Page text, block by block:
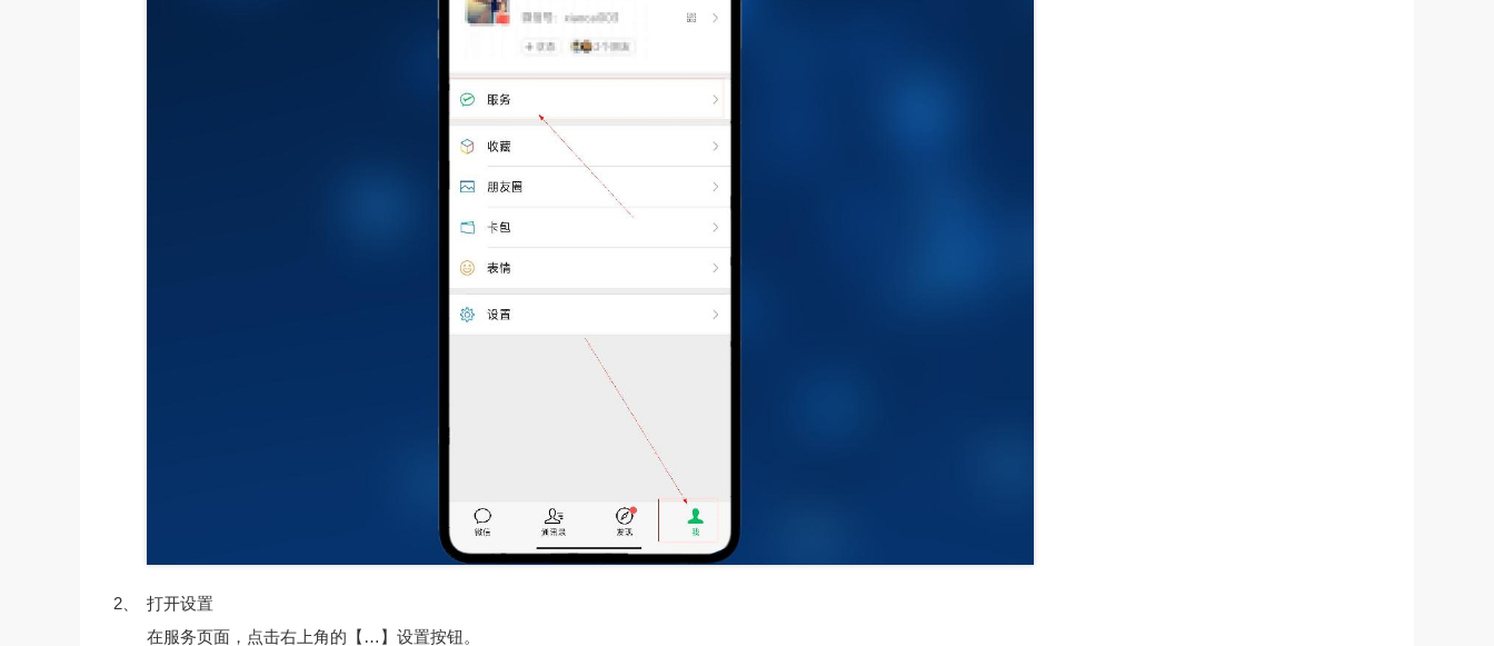
2、
打开设置
在服务页面，点击右上角的【…】设置按钮。